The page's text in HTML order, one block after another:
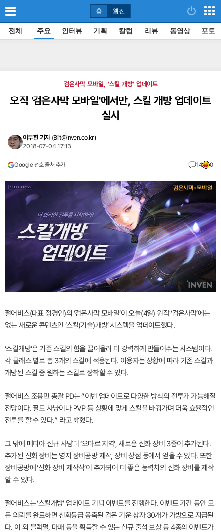
홈 웹진
전체 주요 인터뷰 기획 칼럼 리뷰 동영상 포토
검은사막 모바일, '스킬 개방' 업데이트
오직 '검은사막 모바일'에서만, 스킬 개방 업데이트
실시
이두현 기자 (Biit@inven.co.kr)
2018-07-04 17:13
Google 선호 출처 추가 14 0
펄어비스(대표 정경인)의 ‘검은사막 모바일’이 오늘(4일) 원작 ‘검은사막’에는
없는 새로운 콘텐츠인 ‘스킬(기술)개방’ 시스템을 업데이트했다.
‘스킬개방’은 기존 스킬의 힘을 끌어올려 더 강력하게 만들어주는 시스템이다.
각 클래스 별로 총 3개의 스킬에 적용된다. 이용자는 상황에 따라 기존 스킬과
개방된 스킬 중 원하는 스킬로 장착할 수 있다.
펄어비스 조용민 총괄 PD는 “이번 업데이트로 다양한 방식의 전투가 가능해질
전망이다. 필드 사냥이나 PVP 등 상황에 맞게 스킬을 바꿔가며 더욱 효율적인
전투를 할 수 있다.” 라고 밝혔다.
그 밖에 메디아 신규 사냥터 ‘오마르 지역’, 새로운 신화 장비 3종이 추가된다.
추가된 신화 장비는 영지 장비공방 제작, 장비 상점 등에서 얻을 수 있다. 또한
장비공방에 ‘신화 장비 제작식’이 추가되어 더 좋은 능력치의 신화 장비를 제작
할 수 있다.
펄어비스는 ‘스킬개방’ 업데이트 기념 이벤트를 진행한다. 이벤트 기간 동안 모
든 의뢰를 완료하면 신화등급 응축된 검은 기운 상자 30개가 가방으로 지급된
다. 이 외 블랙펄, 마패 등을 획득할 수 있는 신규 출석 보상 등 4종의 이벤트가